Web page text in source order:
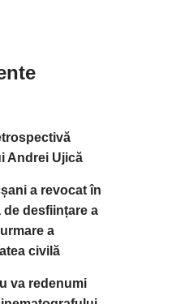
Andrei Ujică
a revocat în
de desființare a
a
civilă
va redenumi